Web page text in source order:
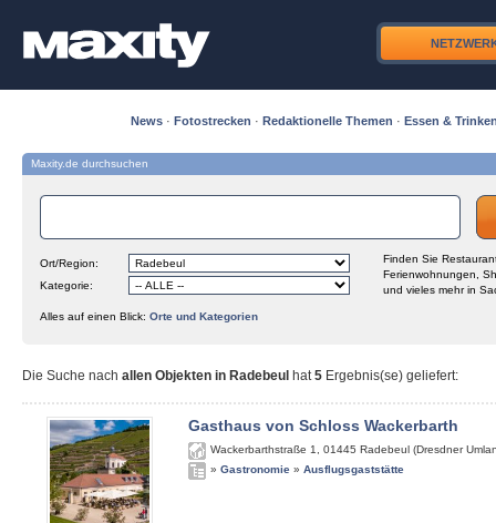
News · Fotostrecken · Redaktionelle Themen · Essen &
Maxity.de durchsuchen
Ort/Region:
Kategorie:
Finden Sie
Ferienwohnungen,
und vieles mehr in
Alles auf einen Blick: Orte und Kategorien
Die Suche nach allen Objekten in Radebeul hat5 Ergebnis(se) geliefert:
Gasthaus von Schloss Wackerbarth
Wackerbarthstraße 1 01445 Radebeul (Dresdner
» Gastronomie » Ausflugsgaststätte